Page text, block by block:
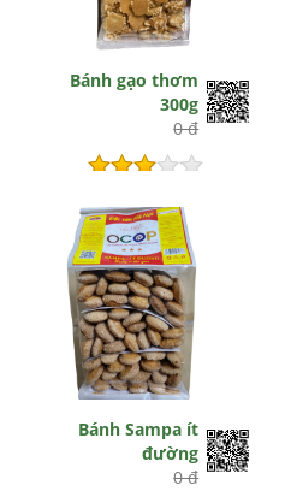
Bánh gạo thơm
300g
0 đ
Bánh Sampa ít
đường
0 đ